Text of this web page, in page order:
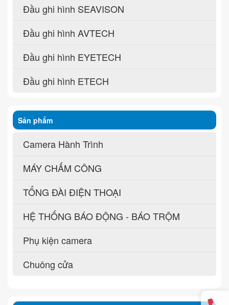
Đầu ghi hình SEAVISON
Đầu ghi hình AVTECH
Đầu ghi hình EYETECH
Đầu ghi hình ETECH
Sản phẩm
Camera Hành Trình
MÁY CHẤM CÔNG
TỔNG ĐÀI ĐIỆN THOẠI
HỆ THỐNG BÁO ĐỘNG - BÁO TRỘM
Phụ kiện camera
Chuông cửa